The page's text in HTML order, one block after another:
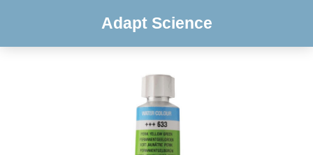
Adapt Science